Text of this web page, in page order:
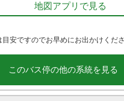
地図アプリで見る
目安ですのでお早めにお出かけくださ
このバス停の他の系統を見る